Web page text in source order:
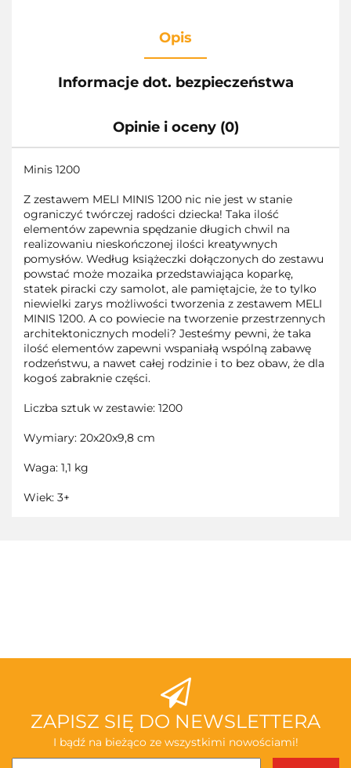
Opis
Informacje dot. bezpieczeństwa
Opinie i oceny (0)
Minis 1200
Z zestawem MELI MINIS 1200 nic nie jest w stanie
ograniczyć twórczej radości dziecka! Taka ilość
elementów zapewnia spędzanie długich chwil na
realizowaniu nieskończonej ilości kreatywnych
pomysłów. Według książeczki dołączonych do zestawu
powstać może mozaika przedstawiająca koparkę,
statek piracki czy samolot, ale pamiętajcie, że to tylko
niewielki zarys możliwości tworzenia z zestawem MELI
MINIS 1200. A co powiecie na tworzenie przestrzennych
architektonicznych modeli? Jesteśmy pewni, że taka
ilość elementów zapewni wspaniałą wspólną zabawę
rodzeństwu, a nawet całej rodzinie i to bez obaw, że dla
kogoś zabraknie części.
Liczba sztuk w zestawie: 1200
Wymiary: 20x20x9,8 cm
Waga: 1,1 kg
Wiek: 3+
ABAKUS
ZAPISZ SIĘ DO NEWSLETTERA
I bądź na bieżąco ze wszystkimi nowościami!